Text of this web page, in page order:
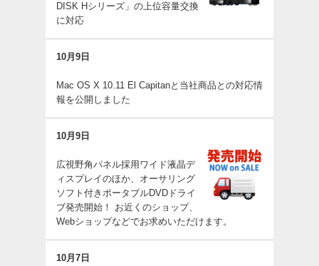
DISK Hシリーズ」の上位容量交換
に対応
10月9日
Mac OS X 10.11 El Capitanと当社商品との対応情
報を公開しました
10月9日
広視野角パネル採用ワイド液晶デ
ィスプレイのほか、オーサリング
ソフト付きポータブルDVDドライ
ブ発売開始！ お近くのショップ、
Webショップなどでお求めいただけます。
10月7日